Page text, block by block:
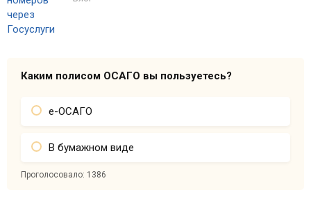
Каким полисом ОСАГО вы пользуетесь?
е-ОСАГО
В бумажном виде
Проголосовало: 1386